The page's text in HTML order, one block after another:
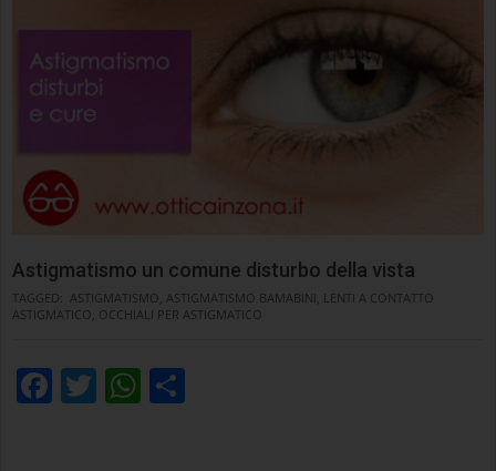
Astigmatismo un comune disturbo della vista
TAGGED: ASTIGMATISMO, ASTIGMATISMO BAMABINI, LENTI A CONTATTO
ASTIGMATICO, OCCHIALI PER ASTIGMATICO
Facebook
TwitterWhatsApp